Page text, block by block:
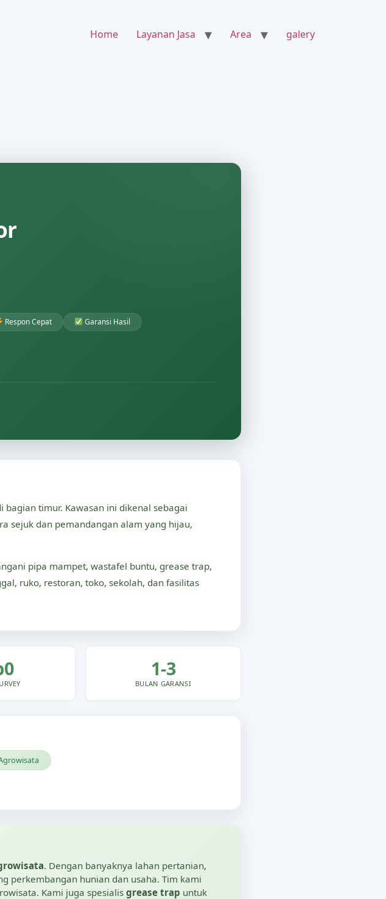
Home Layanan Jasa Area galery
Respon Cepat Garansi Hasil
timur. Kawasan ini dikenal sebagai
sejuk dan pemandangan alam yang hijau,
pipa mampet, wastafel buntu, grease trap,
ruko, restoran, toko, sekolah, dan fasilitas
1-3
BULAN GARANSI
. Dengan banyaknya lahan pertanian,
perkembangan hunian dan usaha. Tim kami
Kami juga spesialis grease trap untuk